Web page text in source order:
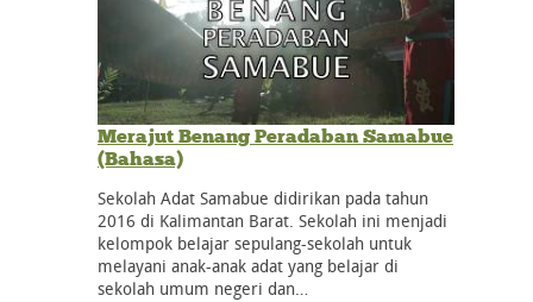
Merajut Benang Peradaban Samabue
(Bahasa)
Sekolah Adat Samabue didirikan pada tahun
2016 di Kalimantan Barat. Sekolah ini menjadi
kelompok belajar sepulang-sekolah untuk
melayani anak-anak adat yang belajar di
sekolah umum negeri dan…